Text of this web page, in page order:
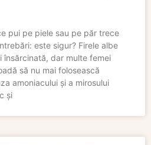
pui pe piele sau pe păr trece
este sigur? Firele albe
însărcinată, dar multe femei
să nu mai folosească
amoniacului și a mirosului
și